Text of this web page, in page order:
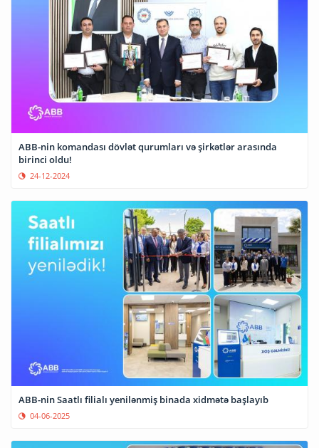
ABB-nin komandası dövlət qurumları və şirkətlər arasında
birinci oldu!
24-12-2024
ABB-nin Saatlı filialı yenilənmiş binada xidmətə başlayıb
04-06-2025